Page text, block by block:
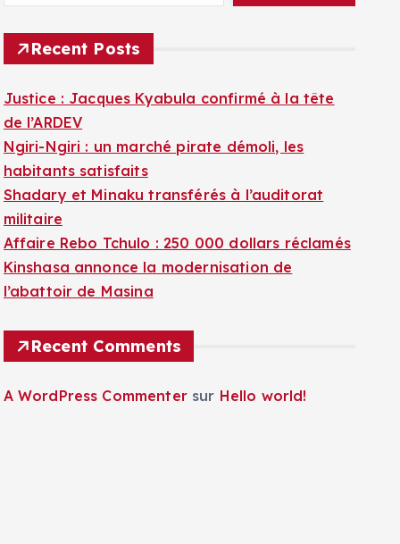
Recent Posts
Justice : Jacques Kyabula confirmé à la tête
de l’ARDEV
Ngiri-Ngiri : un marché pirate démoli, les
habitants satisfaits
Shadary et Minaku transférés à l’auditorat
militaire
Affaire Rebo Tchulo : 250 000 dollars réclamés
Kinshasa annonce la modernisation de
l’abattoir de Masina
Recent Comments
A WordPress Commentersur Hello world!